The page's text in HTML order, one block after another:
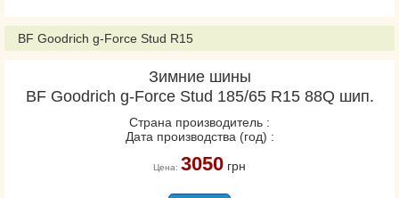
BF Goodrich g-Force Stud R15
Зимние шины
BF Goodrich g-Force Stud 185/65 R15 88Q шип.
Страна производитель :
Дата производства (год) :
Цена: 3050грн